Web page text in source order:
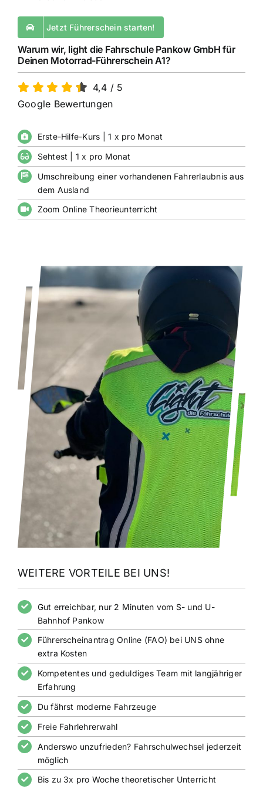
Jetzt Führerschein starten!
Warum wir, light die Fahrschule Pankow GmbH für
Deinen Motorrad-Führerschein A1?
4,4 / 5
Google Bewertungen
Erste-Hilfe-Kurs | 1 x pro Monat
Sehtest | 1 x pro Monat
Umschreibung einer vorhandenen Fahrerlaubnis aus
dem Ausland
Zoom Online Theorieunterricht
WEITERE VORTEILE BEI UNS!
Gut erreichbar, nur 2 Minuten vom S- und U-
Bahnhof Pankow
Führerscheinantrag Online (FAO) bei UNS ohne
extra Kosten
Kompetentes und geduldiges Team mit langjähriger
Erfahrung
Du fährst moderne Fahrzeuge
Freie Fahrlehrerwahl
Anderswo unzufrieden? Fahrschulwechsel jederzeit
möglich
Bis zu 3x pro Woche theoretischer Unterricht